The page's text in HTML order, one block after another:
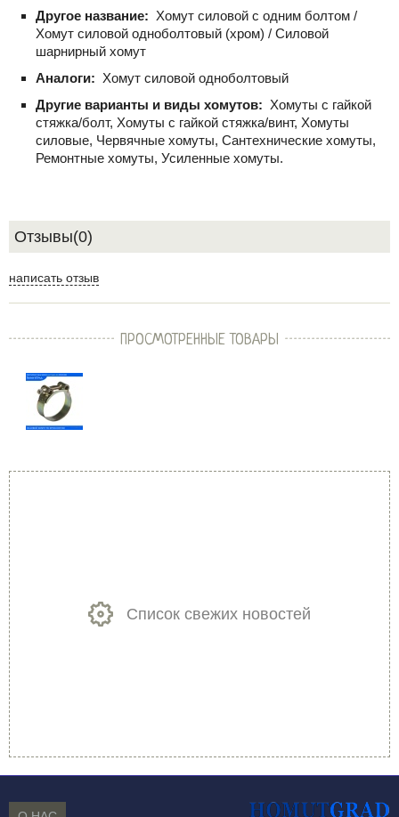
Другое название: Хомут силовой с одним болтом /
Хомут силовой одноболтовый (хром) / Силовой
шарнирный хомут
Аналоги: Хомут силовой одноболтовый
Другие варианты и виды хомутов: Хомуты с гайкой
стяжка/болт, Хомуты с гайкой стяжка/винт, Хомуты
силовые, Червячные хомуты, Сантехнические хомуты,
Ремонтные хомуты, Усиленные хомуты.
Отзывы(0)
написать отзыв
ПРОСМОТРЕННЫЕ ТОВАРЫ
Список свежих новостей